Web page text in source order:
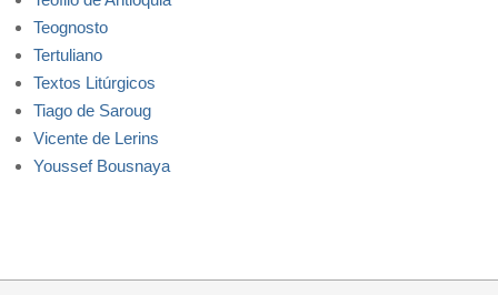
Teognosto
Tertuliano
Textos Litúrgicos
Tiago de Saroug
Vicente de Lerins
Youssef Bousnaya